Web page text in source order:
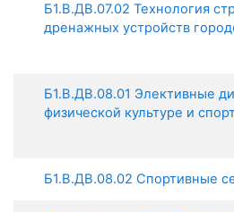
Б1.В.ДВ.07.02 Технология
дренажных устройств
Б1.В.ДВ.08.01 Элективные
физической культуре и
Б1.В.ДВ.08.02 Спортивные